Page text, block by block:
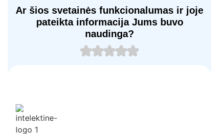
Ar šios svetainės funkcionalumas ir joje
pateikta informacija Jums buvo
naudinga?